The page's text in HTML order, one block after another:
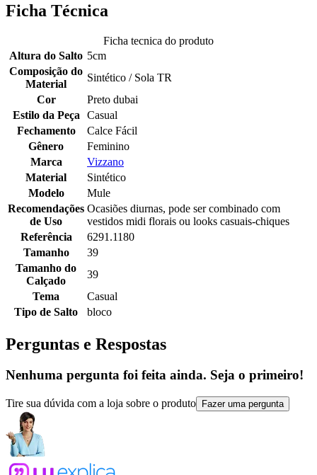
Ficha Técnica
Ficha tecnica do produto
Altura do Salto 5cm
Composição do
Material
Sintético / Sola TR
Cor
Preto dubai
Estilo da Peça
Casual
Fechamento
Calce Fácil
Gênero
Feminino
Marca
Vizzano
Material
Sintético
Modelo
Mule
Recomendações
de Uso
Ocasiões diurnas, pode ser combinado com
vestidos midi florais ou looks casuais-chiques
Referência
6291.1180
Tamanho
39
Tamanho do
Calçado
39
Tema
Casual
Tipo de Salto
bloco
Perguntas e Respostas
Nenhuma pergunta foi feita ainda. Seja o primeiro!
Tire sua dúvida com a loja sobre o produto Fazer uma pergunta